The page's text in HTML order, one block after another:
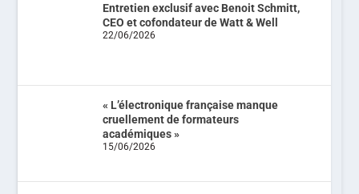
Entretien exclusif avec Benoit Schmitt,
CEO et cofondateur de Watt & Well
22/06/2026
« L’électronique française manque
cruellement de formateurs
académiques »
15/06/2026